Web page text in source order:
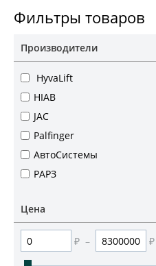
Фильтры товаров
Производители
HyvaLift
HIAB
JAC
Palfinger
АвтоСистемы
РАРЗ
Цена
₽ – ₽